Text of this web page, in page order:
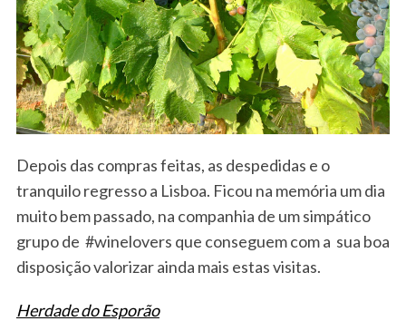
Depois das compras feitas, as despedidas e o
tranquilo regresso a Lisboa. Ficou na memória um dia
muito bem passado, na companhia de um simpático
grupo de #winelovers que conseguem com a sua boa
disposição valorizar ainda mais estas visitas.
Herdade do Esporão